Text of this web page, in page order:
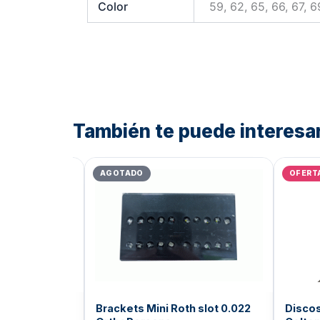
Color 59, 62, 65, 66, 67,
También te puede
desde
Bs.10.805,68
hasta
Bs.11.025,12
AGOTADO
Brackets Mini Roth slot 0.022